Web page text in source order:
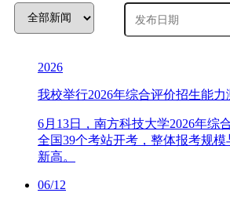
2026
我校举行2026年综合评价招生能力
6月13日，南方科技大学2026年综
全国39个考站开考，整体报考规
新高。
06/12